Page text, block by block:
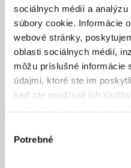
sociálnych médií a
súbory cookie. Informácie
webové stránky,
oblasti sociálnych médií,
môžu príslušné informácie
údajmi, ktoré ste im
keď ste používali ich
súhlasu
Potrebné
Zadajte svoje
Už máte